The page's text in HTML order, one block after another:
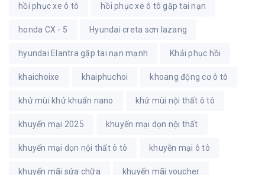
hồi phục xe ô tô hồi phục xe ô tô gặp tai nạn
honda CX - 5 Hyundai creta sơn lazang
hyundai Elantra gặp tai nạn mạnh Khải phục hồi
khaichoixe khaiphuchoi khoang động cơ ô tô
khử mùi khử khuẩn nano khử mùi nội thất ô tô
khuyến mại 2025 khuyến mại dọn nội thất
khuyến mại dọn nội thất ô tô khuyễn mại ô tô
khuyến mãi sửa chữa khuyến mãi voucher